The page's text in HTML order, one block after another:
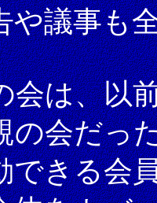
や議事も
会は、以
の会だっ
できる会